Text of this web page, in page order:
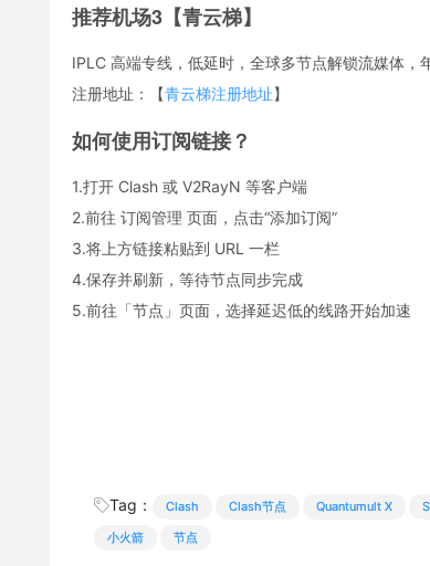
推荐机场3【青云梯】
IPLC 高端专线，低延时，全球多节点解锁流媒体
注册地址：【青云梯注册地址】
如何使用订阅链接？
1.打开 Clash 或 V2RayN 等客户端
2.前往 订阅管理 页面，点击“添加订阅”
3.将上方链接粘贴到 URL 一栏
4.保存并刷新，等待节点同步完成
5.前往「节点」页面，选择延迟低的线路开始加速
Tag： Clash Clash节点 Quantumult X
小火箭
节点